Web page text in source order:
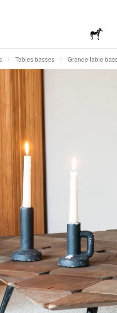
Wabi-Sabi : L'art de trouver
orme Lincoln
Tables basses Grande table